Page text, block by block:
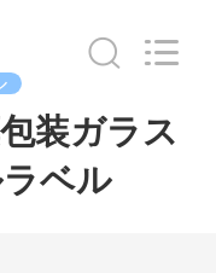
装ガラス
ベル